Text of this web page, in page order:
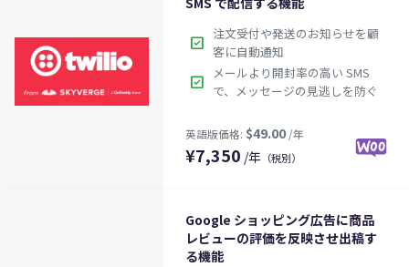
check_box 注文受付や発送のお知らせを顧
客に自動通知
check_box メールより開封率の高い SMS
で、メッセージの見逃しを防ぐ
¥7,350 /年 （税別）
Google ショッピング広告に商品
レビューの評価を反映させ出稿す
る機能